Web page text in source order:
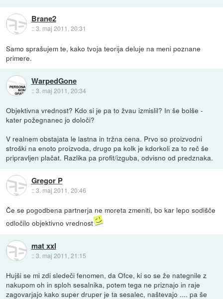
Brane2
::3. maj 2011, 20:31
Samo sprašujem te, kako tvoja teorija deluje na meni poznane
primere.
WarpedGone
::3. maj 2011, 20:34
Objektivna vrednost? Kdo si je pa to žvau izmislil? In še bolše -
kater požegnanec jo določi?
V realnem obstajata le lastna in tržna cena. Prvo so proizvodni
stroški na enoto proizvoda, drugo pa kolk je kdorkoli za to reč še
pripravljen plačat. Razlika pa profit/izguba, odvisno od predznaka.
Gregor P
::3. maj 2011, 20:46
Če se pogodbena partnerja ne moreta zmeniti, bo kar lepo sodišče
odločilo objektivno vrednost
mat xxl
::3. maj 2011, 21:15
Hujši se mi zdi sledeči fenomen, da Ofce, ki so se že nategnile z
nakupom oh in sploh sesalnika, potem tega ne priznajo in raje
zagovarjajo kako super druper je ta sesalec, naštevajo .... pa še